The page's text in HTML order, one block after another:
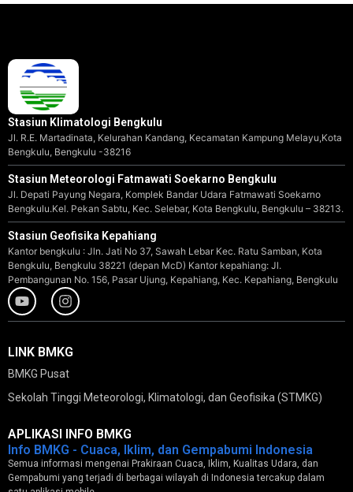
Stasiun Klimatologi Bengkulu
Jl. R.E. Martadinata, Kelurahan Kandang, Kecamatan Kampung Melayu,Kota
Bengkulu, Bengkulu -38216
Stasiun Meteorologi Fatmawati Soekarno Bengkulu
Jl. Depati Payung Negara, Komplek Bandar Udara Fatmawati Soekarno
Bengkulu.Kel. Pekan Sabtu, Kec. Selebar, Kota Bengkulu, Bengkulu – 38213.
Stasiun Geofisika Kepahiang
Kantor bengkulu : Jln. Jati No 37, Sawah Lebar Kec. Ratu Samban, Kota
Bengkulu, Bengkulu 38221 (depan McD) Kantor kepahiang: Jl.
Pembangunan No. 156, Pasar Ujung, Kepahiang, Kec. Kepahiang, Bengkulu
LINK BMKG
BMKG Pusat
Sekolah Tinggi Meteorologi, Klimatologi, dan Geofisika (STMKG)
APLIKASI INFO BMKG
Info BMKG - Cuaca, Iklim, dan Gempabumi Indonesia
Semua informasi mengenai Prakiraan Cuaca, Iklim, Kualitas Udara, dan
Gempabumi yang terjadi di berbagai wilayah di Indonesia tercakup dalam